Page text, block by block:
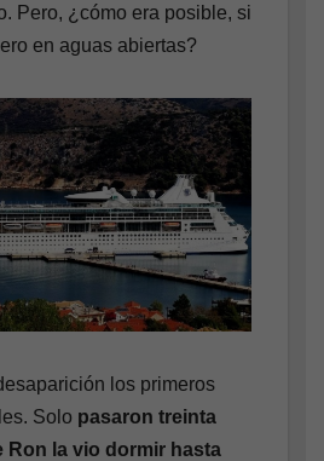
Pero, ¿cómo era posible, si
en aguas abiertas?
los primeros
Solo pasaron treinta
Ron la vio dormir hasta